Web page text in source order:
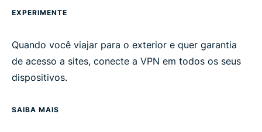
EXPERIMENTE
Quando você viajar para o exterior e quer garantia
de acesso a sites, conecte a VPN em todos os seus
dispositivos.
SAIBA MAIS